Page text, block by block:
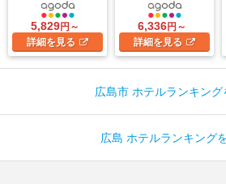
5,829円～
詳細を見る
6,336円～
詳細を見る
広島市 ホテルランキング
広島 ホテルランキング